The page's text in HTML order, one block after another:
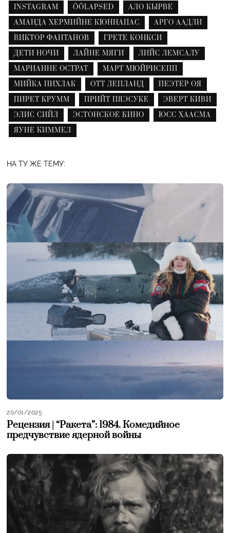
INSTAGRAM ÖÖLAPSED
АЛО КЫРВЕ
АМАНДА ХЕРМИЙНЕ КЮННАПАС
АРГО ААДЛИ
ВИКТОР ФАНТАНОВ
ГРЕТЕ КОНКСИ
ДЕТИ НОЧИ
ЛАЙНЕ МЯГИ
ЛИЙС ЛЕМСАЛУ
МАРИАННЕ ОСТРАТ
МАРТ МЮЙРИСЕПП
МИЙКА ПИХЛАК
ОТТ ЛЕПЛАНД
ПЕЭТЕР ОЯ
ПИРЕТ КРУММ
ПРИЙТ ПЯЭСУКЕ
ЭВЕРТ КИВИ
ЭЛИС СИЙЛ
ЭСТОНСКОЕ КИНО
ЮСС ХААСМА
ЯУНЕ КИММЕЛ
НА ТУ ЖЕ ТЕМУ:
20/01/2025
Рецензия | “Ракета”: 1984. Комедийное
предчувствие ядерной войны